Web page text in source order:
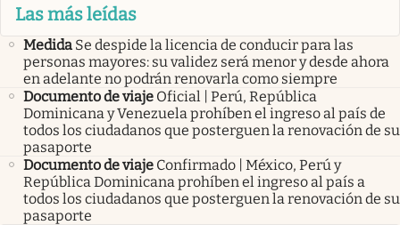
Las más leídas
Medida Se despide la licencia de conducir para las
personas mayores: su validez será menor y desde ahora
en adelante no podrán renovarla como siempre
Documento de viaje Oficial | Perú, República
Dominicana y Venezuela prohíben el ingreso al país de
todos los ciudadanos que posterguen la renovación de su
pasaporte
Documento de viaje Confirmado | México, Perú y
República Dominicana prohíben el ingreso al país a
todos los ciudadanos que posterguen la renovación de su
pasaporte